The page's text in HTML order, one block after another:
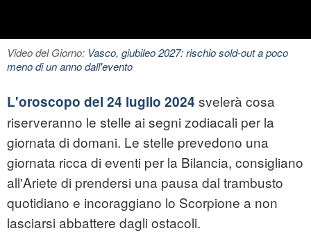
Video del Giorno: Vasco, giubileo 2027: rischio sold-out a poco
meno di un anno dall'evento
L'oroscopo del 24 luglio 2024 svelerà cosa
riserveranno le stelle ai segni zodiacali per la
giornata di domani. Le stelle prevedono una
giornata ricca di eventi per la Bilancia, consigliano
all'Ariete di prendersi una pausa dal trambusto
quotidiano e incoraggiano lo Scorpione a non
lasciarsi abbattere dagli ostacoli.